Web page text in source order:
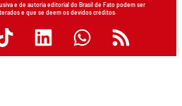
e de autoria editorial do Brasil de Fato podem ser
e que se deem os devidos créditos.